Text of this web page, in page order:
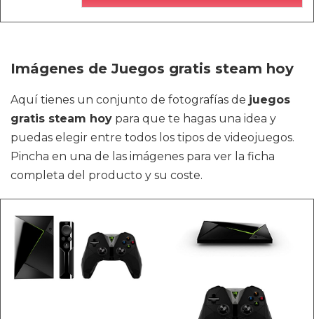
Imágenes de Juegos gratis steam hoy
Aquí tienes un conjunto de fotografías de juegos
gratis steam hoy para que te hagas una idea y
puedas elegir entre todos los tipos de videojuegos.
Pincha en una de las imágenes para ver la ficha
completa del producto y su coste.